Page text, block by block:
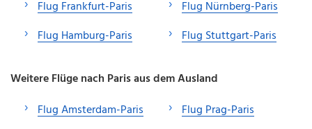
Flug Frankfurt-Paris
Flug Hamburg-Paris
Flug Nürnberg-Paris
Flug Stuttgart-Paris
Weitere Flüge nach Paris aus dem Ausland
Flug Amsterdam-Paris
Flug Prag-Paris